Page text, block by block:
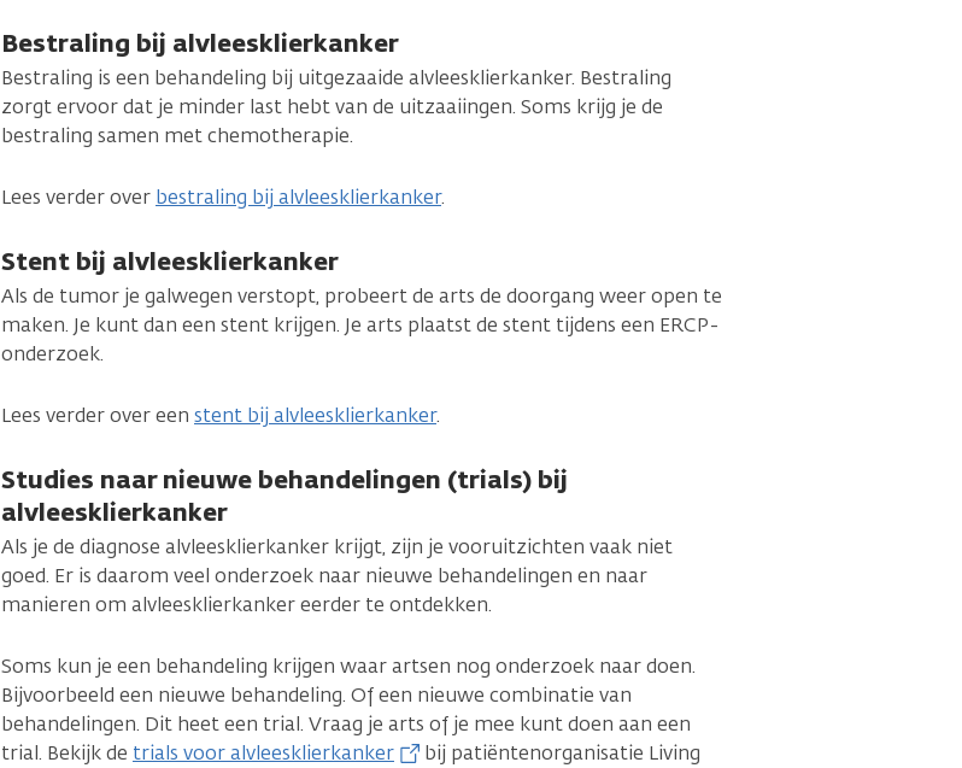
Bestraling bij alvleesklierkanker
Bestraling is een behandeling bij uitgezaaide alvleesklierkanker. Bestraling
zorgt ervoor dat je minder last hebt van de uitzaaiingen. Soms krijg je de
bestraling samen met chemotherapie.
Lees verder over bestraling bij alvleesklierkanker.
Stent bij alvleesklierkanker
Als de tumor je galwegen verstopt, probeert de arts de doorgang weer open te
maken. Je kunt dan een stent krijgen. Je arts plaatst de stent tijdens een ERCP-
onderzoek.
Lees verder over een stent bij alvleesklierkanker.
Studies naar nieuwe behandelingen (trials) bij
alvleesklierkanker
Als je de diagnose alvleesklierkanker krijgt, zijn je vooruitzichten vaak niet
goed. Er is daarom veel onderzoek naar nieuwe behandelingen en naar
manieren om alvleesklierkanker eerder te ontdekken.
Soms kun je een behandeling krijgen waar artsen nog onderzoek naar doen.
Bijvoorbeeld een nieuwe behandeling. Of een nieuwe combinatie van
behandelingen. Dit heet een trial. Vraag je arts of je mee kunt doen aan een
trial. Bekijk de trials voor alvleesklierkanker
bij patiëntenorganisatie Living